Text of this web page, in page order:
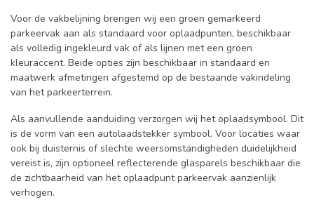
Voor de vakbelijning brengen wij een groen gemarkeerd
parkeervak aan als standaard voor oplaadpunten, beschikbaar
als volledig ingekleurd vak of als lijnen met een groen
kleuraccent. Beide opties zijn beschikbaar in standaard en
maatwerk afmetingen afgestemd op de bestaande vakindeling
van het parkeerterrein.
Als aanvullende aanduiding verzorgen wij het oplaadsymbool. Dit
is de vorm van een autolaadstekker symbool. Voor locaties waar
ook bij duisternis of slechte weersomstandigheden duidelijkheid
vereist is, zijn optioneel reflecterende glasparels beschikbaar die
de zichtbaarheid van het oplaadpunt parkeervak aanzienlijk
verhogen.